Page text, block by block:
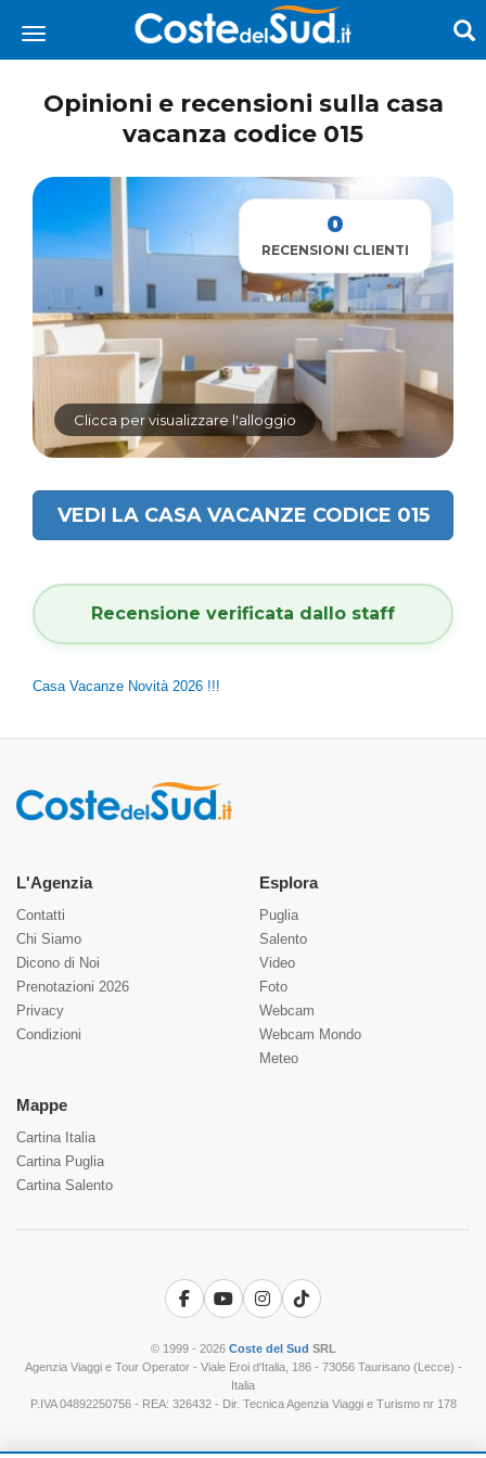
Opinioni e recensioni sulla casa
vacanza codice 015
0
RECENSIONI CLIENTI
Clicca per visualizzare l'alloggio
VEDI LA CASA VACANZE CODICE 015
Recensione verificata dallo staff
Casa Vacanze Novità 2026 !!!
L'Agenzia
Contatti
Chi Siamo
Dicono di Noi
Prenotazioni 2026
Privacy
Condizioni
Esplora
Puglia
Salento
Video
Foto
Webcam
Webcam Mondo
Meteo
Mappe
Cartina Italia
Cartina Puglia
Cartina Salento
Facebook
YouTubeInstagram
TikTok
© 1999 - 2026 Coste del Sud SRL
Agenzia Viaggi e Tour Operator - Viale Eroi d'Italia, 186 - 73056 Taurisano (Lecce) -
Italia
P.IVA 04892250756 - REA: 326432 - Dir. Tecnica Agenzia Viaggi e Turismo nr 178